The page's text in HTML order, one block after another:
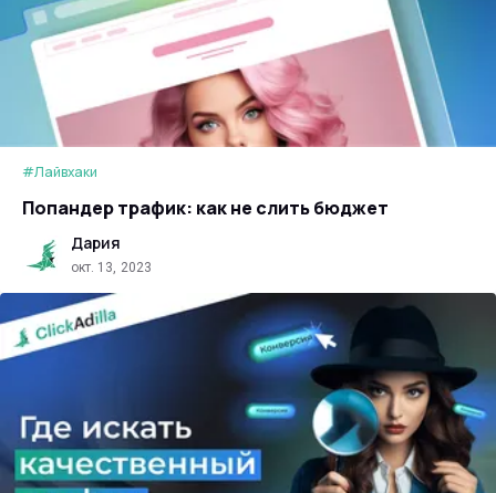
#Лайвхаки
Попандер трафик: как не слить бюджет
Дария
окт. 13, 2023